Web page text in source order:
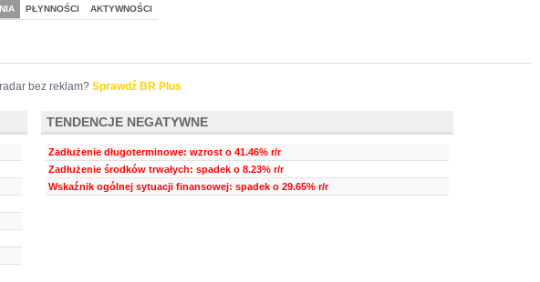
PŁYNNOŚCI AKTYWNOŚCI
bez reklam? Sprawdź BR Plus
TENDENCJE NEGATYWNE
Zadłużenie długoterminowe: wzrost o 41.46% r/r
Zadłużenie środków trwałych: spadek o 8.23% r/r
Wskaźnik ogólnej sytuacji finansowej: spadek o 29.65% r/r